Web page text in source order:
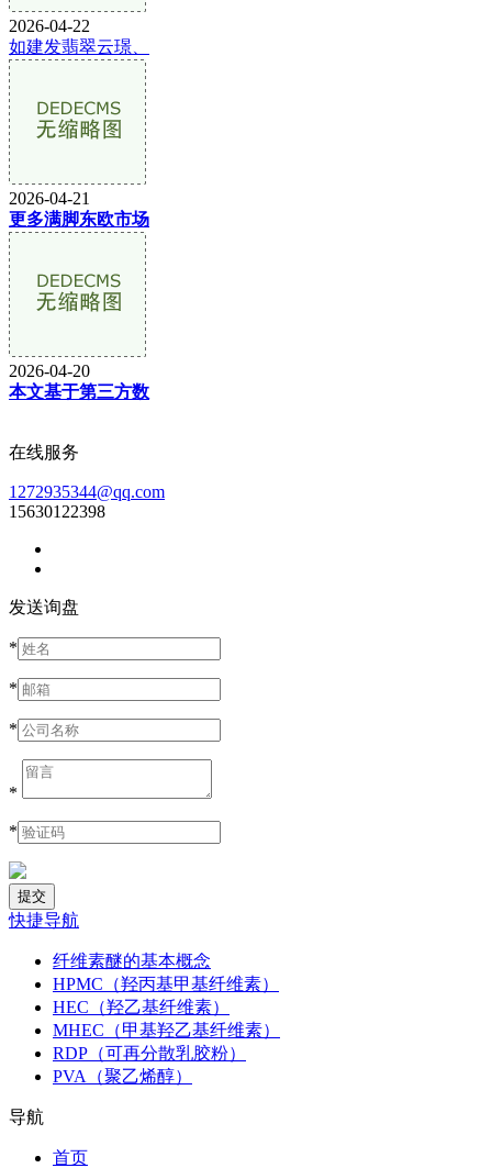
2026-04-22
如建发翡翠云璟、
2026-04-21
更多满脚东欧市场
2026-04-20
本文基于第三方数
在线服务
1272935344@qq.com
15630122398
发送询盘
*
*
*
*
*
快捷导航
纤维素醚的基本概念
HPMC（羟丙基甲基纤维素）
HEC（羟乙基纤维素）
MHEC（甲基羟乙基纤维素）
RDP（可再分散乳胶粉）
PVA（聚乙烯醇）
导航
首页